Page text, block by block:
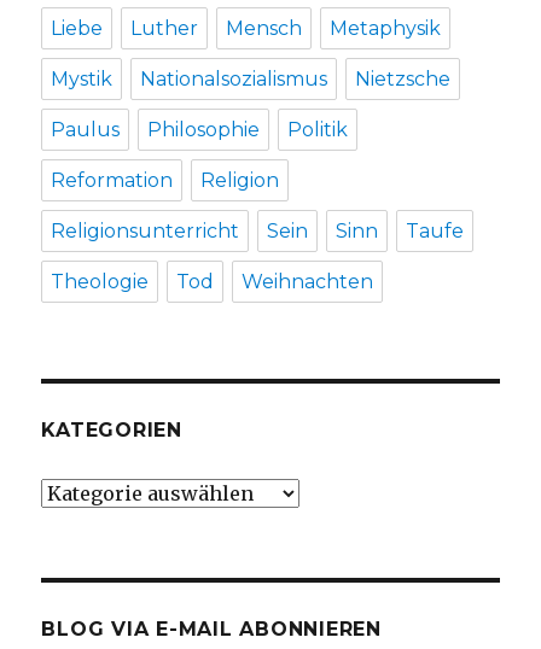
Liebe Luther Mensch Metaphysik
Mystik Nationalsozialismus Nietzsche
Paulus Philosophie Politik
Reformation Religion
Religionsunterricht Sein Sinn Taufe
Theologie Tod Weihnachten
KATEGORIEN
Kategorien
BLOG VIA E-MAIL ABONNIEREN